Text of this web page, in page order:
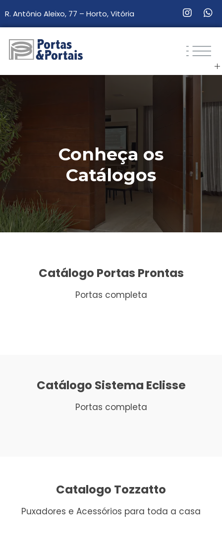
R. Antônio Aleixo, 77 – Horto, Vitória
Conheça os
Catálogos
Catálogo Portas Prontas
Portas completa
Catálogo Sistema Eclisse
Portas completa
Catalogo Tozzatto
Puxadores e Acessórios para toda a casa